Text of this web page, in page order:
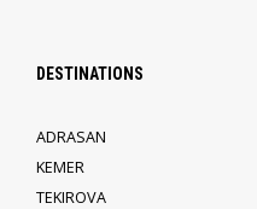
DESTINATIONS
ADRASAN
KEMER
TEKIROVA